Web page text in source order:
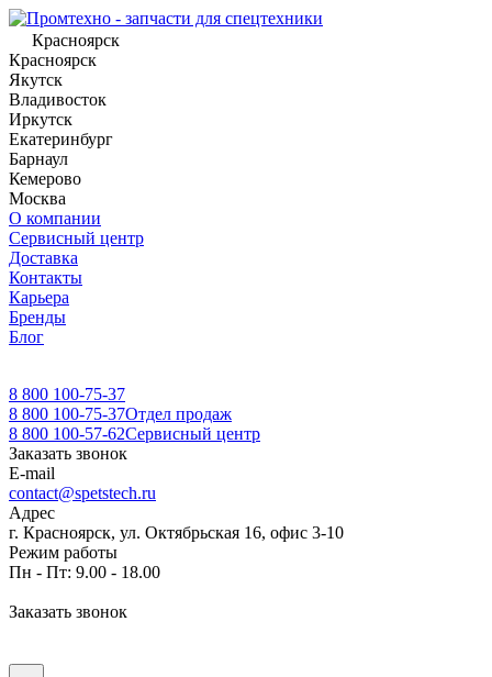
Красноярск
Красноярск
Якутск
Владивосток
Иркутск
Екатеринбург
Барнаул
Кемерово
Москва
О компании
Сервисный центр
Доставка
Контакты
Карьера
Бренды
Блог
8 800 100-75-37
8 800 100-75-37Отдел продаж
8 800 100-57-62Сервисный центр
Заказать звонок
E-mail
contact@spetstech.ru
Адрес
г. Красноярск, ул. Октябрьская 16, офис 3-10
Режим работы
Пн - Пт: 9.00 - 18.00
Заказать звонок